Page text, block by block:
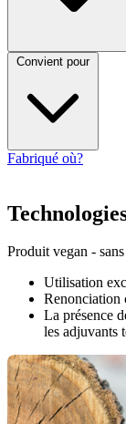
Convient pour
Fabriqué où?
Produit vegan -
Utilisation
Renonciation
La présence
les adjuvants